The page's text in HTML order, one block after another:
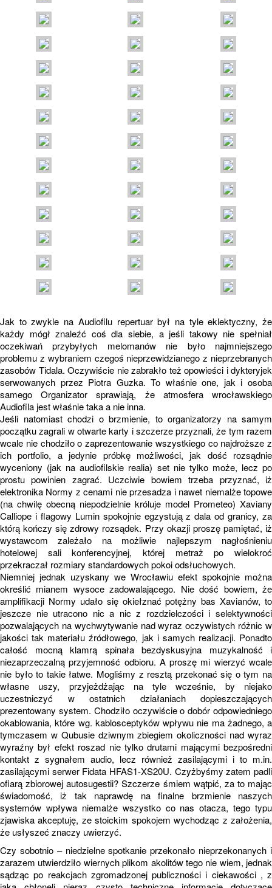
Jak to zwykle na Audiofilu repertuar był na tyle eklektyczny, że
każdy mógł znaleźć coś dla siebie, a jeśli takowy nie spełniał
oczekiwań przybyłych melomanów nie było najmniejszego
problemu z wybraniem czegoś nieprzewidzianego z nieprzebranych
zasobów Tidala. Oczywiście nie zabrakło też opowieści i dykteryjek
serwowanych przez Piotra Guzka. To właśnie one, jak i osoba
samego Organizator sprawiają, że atmosfera wrocławskiego
Audiofila jest właśnie taka a nie inna.
Jeśli natomiast chodzi o brzmienie, to organizatorzy na samym
początku zagrali w otwarte karty i szczerze przyznali, że tym razem
wcale nie chodziło o zaprezentowanie wszystkiego co najdroższe z
ich portfolio, a jedynie próbkę możliwości, jak dość rozsądnie
wyceniony (jak na audiofilskie realia) set nie tylko może, lecz po
prostu powinien zagrać. Uczciwie bowiem trzeba przyznać, iż
elektronika Normy z cenami nie przesadza i nawet niemalże topowe
(na chwilę obecną niepodzielnie króluje model Prometeo) Xaviany
Calliope i flagowy Lumin spokojnie egzystują z dala od granicy, za
którą kończy się zdrowy rozsądek. Przy okazji proszę pamiętać, iż
wystawcom zależało na możliwie najlepszym nagłośnieniu
hotelowej sali konferencyjnej, której metraż po wielokroć
przekraczał rozmiary standardowych pokoi odsłuchowych.
Niemniej jednak uzyskany we Wrocławiu efekt spokojnie można
określić mianem wysoce zadowalającego. Nie dość bowiem, że
amplifikacji Normy udało się okiełznać potężny bas Xavianów, to
jeszcze nie utracono nic a nic z rozdzielczości i selektywności
pozwalających na wychwytywanie nad wyraz oczywistych różnic w
jakości tak materiału źródłowego, jak i samych realizacji. Ponadto
całość mocną klamrą spinała bezdyskusyjna muzykalność i
niezaprzeczalną przyjemność odbioru. A proszę mi wierzyć wcale
nie było to takie łatwe. Mogliśmy z resztą przekonać się o tym na
własne uszy, przyjeżdżając na tyle wcześnie, by niejako
uczestniczyć w ostatnich działaniach dopieszczających
prezentowany system. Chodziło oczywiście o dobór odpowiedniego
okablowania, które wg. kablosceptyków wpływu nie ma żadnego, a
tymczasem w Qubusie dziwnym zbiegiem okoliczności nad wyraz
wyraźny był efekt roszad nie tylko drutami mającymi bezpośredni
kontakt z sygnałem audio, lecz również zasilającymi i to m.in.
zasilającymi serwer Fidata HFAS1-XS20U. Czyżbyśmy zatem padli
ofiarą zbiorowej autosugestii? Szczerze śmiem wątpić, za to mając
świadomość, iż tak naprawdę na finalne brzmienie naszych
systemów wpływa niemalże wszystko co nas otacza, tego typu
zjawiska akceptuję, ze stoickim spokojem wychodząc z założenia,
że usłyszeć znaczy uwierzyć.
Czy sobotnio – niedzielne spotkanie przekonało nieprzekonanych i
zarazem utwierdziło wiernych plikom akolitów tego nie wiem, jednak
sądząc po reakcjach zgromadzonej publiczności i ciekawości , z